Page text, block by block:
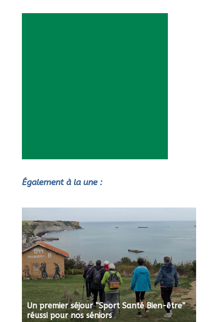
Également à la une :
Un premier séjour “Sport Santé Bien-être”
réussi pour nos séniors